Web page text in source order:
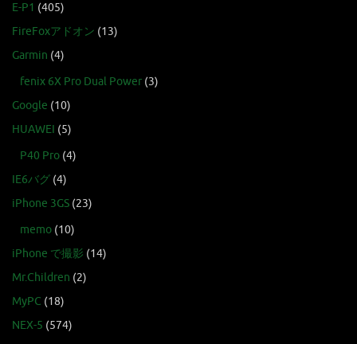
E-P1 (405)
FireFoxアドオン (13)
Garmin (4)
fenix 6X Pro Dual Power (3)
Google (10)
HUAWEI (5)
P40 Pro (4)
IE6バグ (4)
iPhone 3GS (23)
memo (10)
iPhone で撮影 (14)
Mr.Children (2)
MyPC (18)
NEX-5 (574)